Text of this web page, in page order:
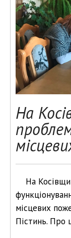
На
На
місцевих
Пістинь.